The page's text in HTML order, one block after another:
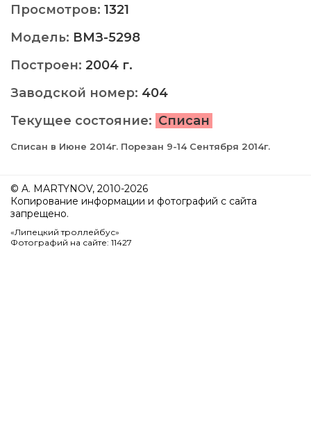
Просмотров: 1321
Модель: ВМЗ-5298
Построен: 2004 г.
Заводской номер: 404
Текущее состояние: Списан
Списан в Июне 2014г. Порезан 9-14 Сентября 2014г.
© A. MARTYNOV, 2010-2026
Копирование информации и фотографий с сайта
запрещено.
«Липецкий троллейбус»
Фотографий на сайте: 11427